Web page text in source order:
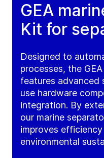
GEA
Kit for
Designed to
processes, the
features
use hardware
integration. By
our marine
improves
environmental